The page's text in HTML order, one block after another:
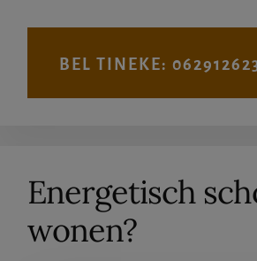
BEL TINEKE:
Energetisch
wonen?